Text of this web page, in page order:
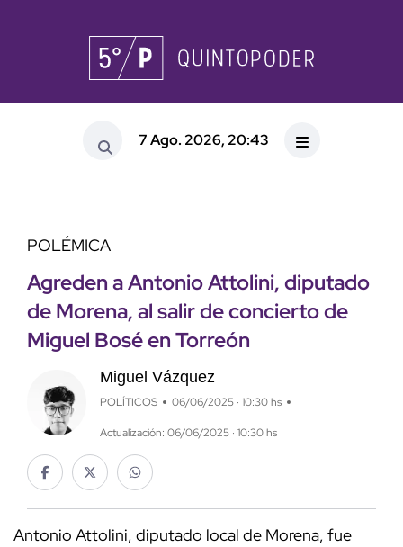
7 Ago. 2026, 20:43
POLÉMICA
Agreden a Antonio Attolini, diputado
de Morena, al salir de concierto de
Miguel Bosé en Torreón
Miguel Vázquez
POLÍTICOS 06/06/2025 · 10:30 hs
Actualización: 06/06/2025 · 10:30 hs
Antonio Attolini, diputado local de Morena, fue